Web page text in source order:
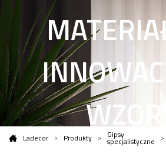
Ladecor Produkty Gipsy
specjalistyczne